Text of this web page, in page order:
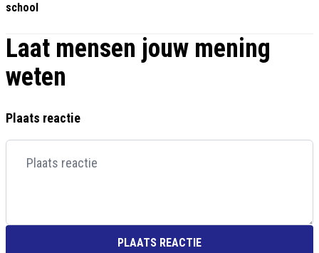
school
Laat mensen jouw mening
weten
Plaats reactie
PLAATS REACTIE